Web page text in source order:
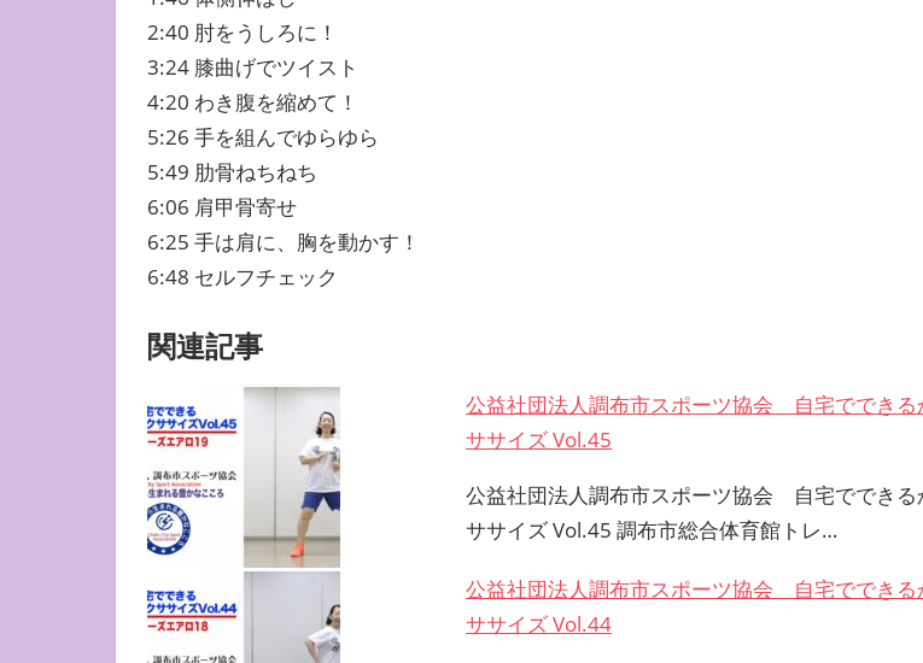
2:40 肘をうしろに！
3:24 膝曲げでツイスト
4:20 わき腹を縮めて！
5:26 手を組んでゆらゆら
5:49 肋骨ねちねち
6:06 肩甲骨寄せ
6:25 手は肩に、胸を動かす！
6:48 セルフチェック
関連記事
公益社団法人調布市スポーツ協会 自宅でできる
ササイズ Vol.45
公益社団法人調布市スポーツ協会 自宅でできる
ササイズ Vol.45 調布市総合体育館トレ…
公益社団法人調布市スポーツ協会 自宅でできる
ササイズ Vol.44